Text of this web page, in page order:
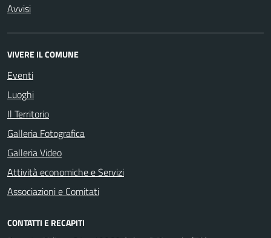
Avvisi
VIVERE IL COMUNE
Eventi
Luoghi
Il Territorio
Galleria Fotografica
Galleria Video
Attività economiche e Servizi
Associazioni e Comitati
CONTATTI E RECAPITI